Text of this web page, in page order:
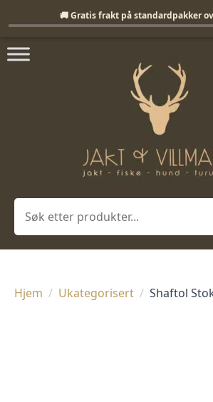
Søk
Hjem Ukategorisert Shaftol
🚚 Gratis frakt på standardpakker